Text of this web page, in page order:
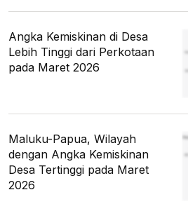
Angka Kemiskinan di Desa
Lebih Tinggi dari Perkotaan
pada Maret 2026
Maluku-Papua, Wilayah
dengan Angka Kemiskinan
Desa Tertinggi pada Maret
2026